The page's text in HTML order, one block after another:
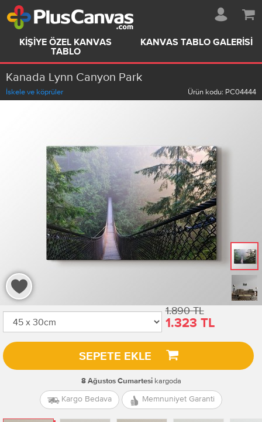
KIŞIYE ÖZEL KANVAS
TABLO
KANVAS TABLO GALERISI
Kanada Lynn Canyon Park
İskele ve köprüler Ürün kodu: PC04444
1.890 TL
1.323 TL
SEPETE EKLE
8 Ağustos Cumartesikargoda
Kargo Bedava Memnuniyet Garanti